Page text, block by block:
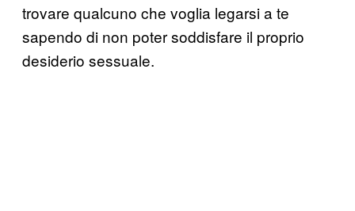
trovare qualcuno che voglia legarsi a te
sapendo di non poter soddisfare il proprio
desiderio sessuale.